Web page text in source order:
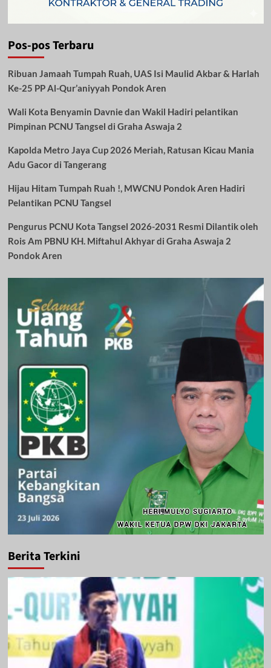
Pos-pos Terbaru
Ribuan Jamaah Tumpah Ruah, UAS Isi Maulid Akbar & Harlah
Ke-25 PP Al-Qur’aniyyah Pondok Aren
Wali Kota Benyamin Davnie dan Wakil Hadiri pelantikan
Pimpinan PCNU Tangsel di Graha Aswaja 2
Kapolda Metro Jaya Cup 2026 Meriah, Ratusan Kicau Mania
Adu Gacor di Tangerang
Hijau Hitam Tumpah Ruah !, MWCNU Pondok Aren Hadiri
Pelantikan PCNU Tangsel
Pengurus PCNU Kota Tangsel 2026-2031 Resmi Dilantik oleh
Rois Am PBNU KH. Miftahul Akhyar di Graha Aswaja 2
Pondok Aren
Berita Terkini